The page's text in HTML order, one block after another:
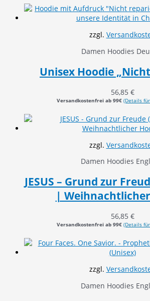
zzgl.
Damen Hoodies
Unisex Hoodie
56,85 €
Versandkostenfrei ab 99€ (Details
zzgl.
Damen Hoodies
JESUS – Grund zur
|
56,85 €
Versandkostenfrei ab 99€ (Details
zzgl.
Damen Hoodies